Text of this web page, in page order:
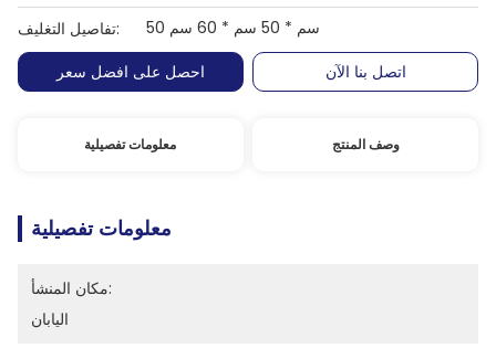
تفاصيل التغليف:
50 سم * 50 سم * 60 سم
احصل على افضل سعر
اتصل بنا الآن
معلومات تفصيلية وصف المنتج
معلومات تفصيلية
مكان المنشأ:
اليابان